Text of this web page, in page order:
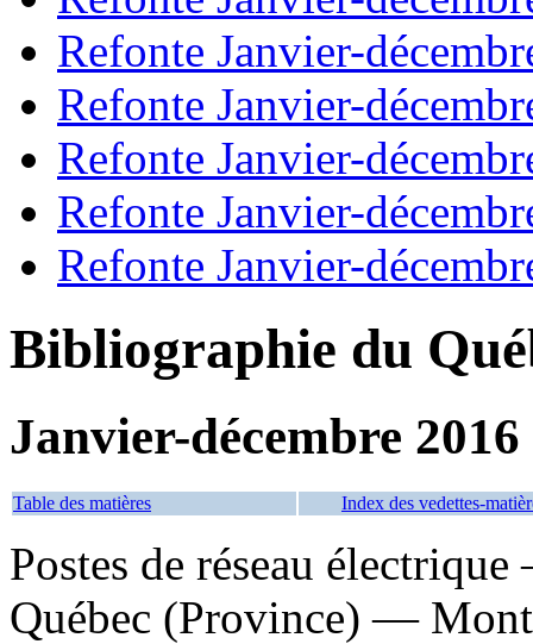
Refonte Janvier-
Refonte Janvier-
Refonte Janvier-
Refonte Janvier-
Refonte Janvier-
Bibliographie du
Janvier-décembre 2016
Table des matières Index des vedettes-
Postes de réseau
Québec (Province) —